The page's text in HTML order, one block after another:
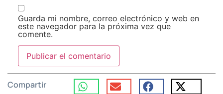
Guarda mi nombre, correo electrónico y web en
este navegador para la próxima vez que
comente.
Compartir